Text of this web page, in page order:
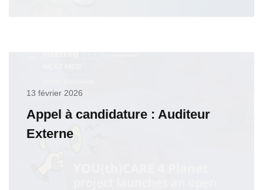
13 février 2026
Appel à candidature : Auditeur
Externe